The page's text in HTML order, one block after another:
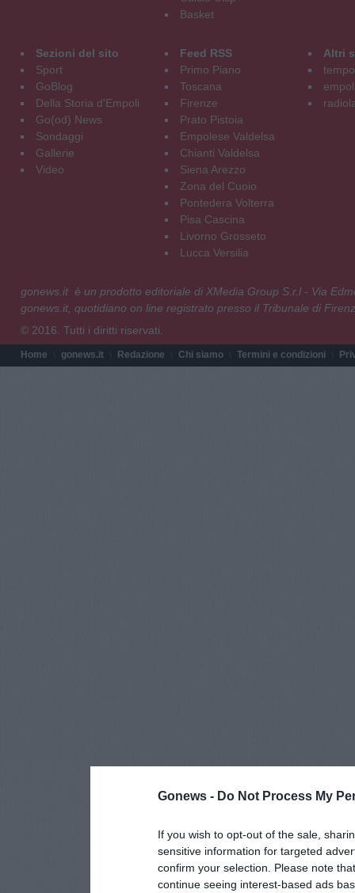
Gonews - Do Not Process My
If you wish to opt-out of the sale,
sensitive information for targeted
confirm your selection. Please note
continue seeing interest-based ads
Basket
Sezioni del sito
Sport
GoBlog
Della Storia d'Empoli
Go(od) News
Sondaggi
Gallerie
Video
Feed RSS
Primo Piano
Toscana
Firenze
Prato Pistoia
Empolese Valdelsa
Chianti Valdelsa
Siena Arezzo
Zona del Cuoio
Pontedera Volterra
Pisa Cascina
Livorno Grosseto
Lucca Versilia
Altri
gonews.it è un prodotto editoriale di XMedia Group S.r.l - Via
gonews.it, quotidiano on line registrato presso il Tribunale di
© 2016. Tutti i diritti riservati.
Home gonews.it Redazione Chi siamo Termini e condizioni